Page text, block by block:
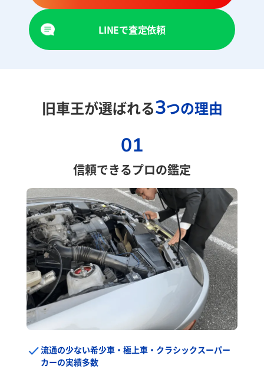
LINEで査定依頼
旧車王が選ばれる3つの理由
01
信頼できるプロの鑑定
流通の少ない希少車・極上車・クラシックスーパー
カーの実績多数